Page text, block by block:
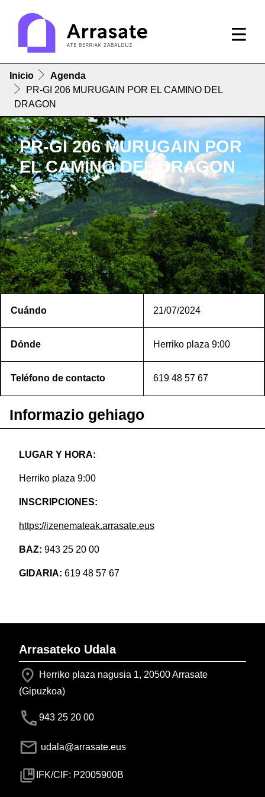
Inicio
Agenda
PR-GI 206 MURUGAIN POR EL CAMINO DEL
DRAGON
PR-GI 206 MURUGAIN POR
EL CAMINO DEL DRAGON
Cuándo 21/07/2024
Dónde Herriko plaza 9:00
Teléfono de contacto 619 48 57 67
Informazio gehiago
LUGAR Y HORA:
Herriko plaza 9:00
INSCRIPCIONES:
https://izenemateak.arrasate.eus
BAZ: 943 25 20 00
GIDARIA: 619 48 57 67
Arrasateko Udala
Herriko plaza nagusia 1, 20500 Arrasate
(Gipuzkoa)
943 25 20 00
udala@arrasate.eus
IFK/CIF: P2005900B